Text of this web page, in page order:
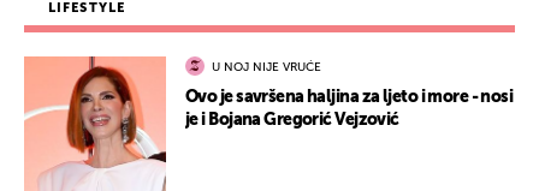
LIFESTYLE
U NOJ NIJE VRUĆE
Ovo je savršena haljina za ljeto i more - nosi
je i Bojana Gregorić Vejzović